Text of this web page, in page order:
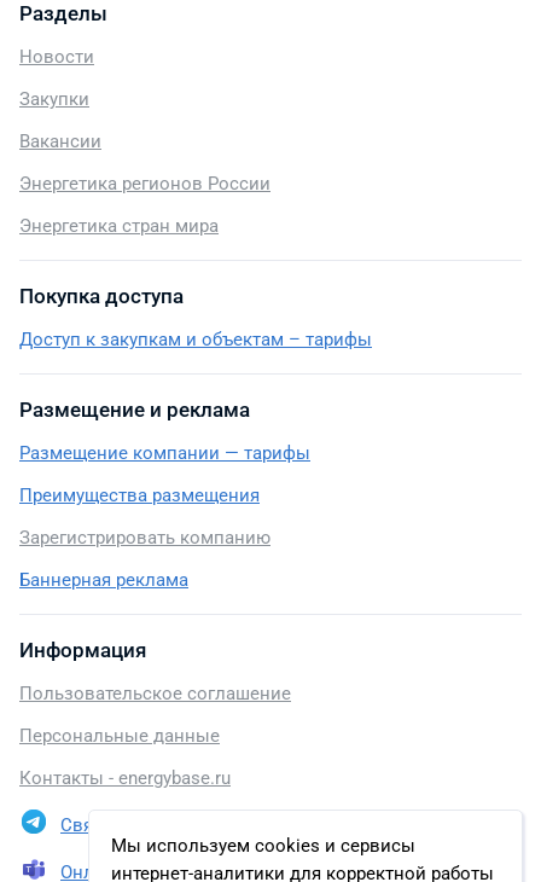
Мы используем cookies и сервисы
интернет-аналитики для корректной работы
Разделы
Новости
Закупки
Вакансии
Энергетика регионов России
Энергетика стран мира
Покупка доступа
Доступ к закупкам и объектам – тарифы
Размещение и реклама
Размещение компании — тарифы
Преимущества размещения
Зарегистрировать компанию
Баннерная реклама
Информация
Пользовательское соглашение
Персональные данные
Контакты - energybase.ru
Связаться в Telegram
Онлайн презентация